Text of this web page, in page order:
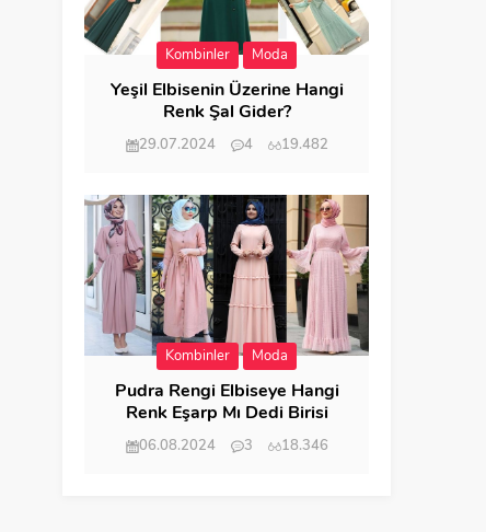
Kombinler Moda
Yeşil Elbisenin Üzerine Hangi
Renk Şal Gider?
29.07.2024 4 19.482
Kombinler Moda
Pudra Rengi Elbiseye Hangi
Renk Eşarp Mı Dedi Birisi
06.08.2024 3 18.346